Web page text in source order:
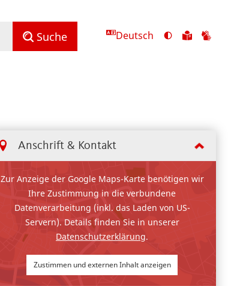
Suche Deutsch
Ansicht
Zu
Anschrift & Kontakt
Zur Anzeige der Google Maps-Karte benötigen wir
Ihre Zustimmung in die verbundene
Datenverarbeitung (inkl. das Laden von US-
Servern). Details finden Sie in unserer
Datenschutzerklärung.
Zustimmen und externen Inhalt anzeigen